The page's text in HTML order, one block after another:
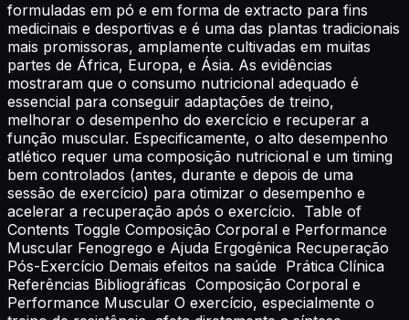
formuladas em pó e em forma de extracto para fins
medicinais e desportivas e é uma das plantas tradicionais
mais promissoras, amplamente cultivadas em muitas
partes de África, Europa, e Ásia. As evidências
mostraram que o consumo nutricional adequado é
essencial para conseguir adaptações de treino,
melhorar o desempenho do exercício e recuperar a
função muscular. Especificamente, o alto desempenho
atlético requer uma composição nutricional e um timing
bem controlados (antes, durante e depois de uma
sessão de exercício) para otimizar o desempenho e
acelerar a recuperação após o exercício. Table of
Contents Toggle Composição Corporal e Performance
Muscular Fenogrego e Ajuda Ergogênica Recuperação
Pós-Exercício Demais efeitos na saúde Prática Clínica
Referências Bibliográficas Composição Corporal e
Performance Muscular O exercício, especialmente o